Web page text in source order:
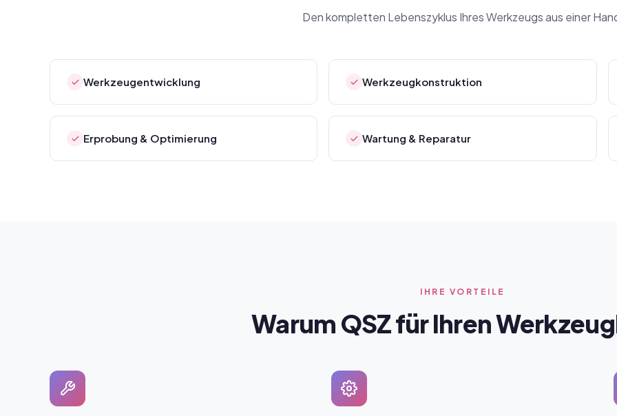
Den kompletten Lebenszyklus Ihres Werkzeugs aus einer
Werkzeugentwicklung Werkzeugkonstruktion
Erprobung & Optimierung Wartung & Reparatur
IHRE VORTEILE
Warum QSZ für Ihren